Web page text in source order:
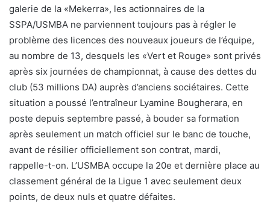
galerie de la «Mekerra», les actionnaires de la
SSPA/USMBA ne parviennent toujours pas à régler le
problème des licences des nouveaux joueurs de l’équipe,
au nombre de 13, desquels les «Vert et Rouge» sont privés
après six journées de championnat, à cause des dettes du
club (53 millions DA) auprès d’anciens sociétaires. Cette
situation a poussé l’entraîneur Lyamine Bougherara, en
poste depuis septembre passé, à bouder sa formation
après seulement un match officiel sur le banc de touche,
avant de résilier officiellement son contrat, mardi,
rappelle-t-on. L’USMBA occupe la 20e et dernière place au
classement général de la Ligue 1 avec seulement deux
points, de deux nuls et quatre défaites.